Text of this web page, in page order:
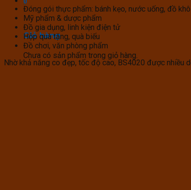
Giỏ hàng
Chưa có sản phẩm trong giỏ hàng.
Đóng gói thực phẩm: bánh kẹo, nước uống, đồ khô
Mỹ phẩm & dược phẩm
Đồ gia dụng, linh kiện điện tử
Hộp quà tặng, quà biếu
Đồ chơi, văn phòng phẩm
Nhờ khả năng co đẹp, tốc độ cao, BS4020 được nhiều